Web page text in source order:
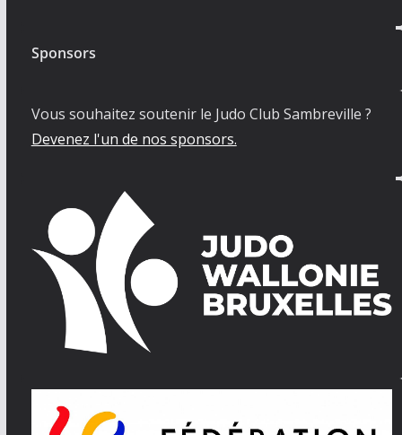
Sponsors
Vous souhaitez soutenir le Judo Club Sambreville ?
Devenez l'un de nos sponsors.